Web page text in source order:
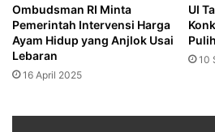
Ombudsman RI Minta
Pemerintah Intervensi Harga
Ayam Hidup yang Anjlok Usai
Lebaran
16 April 2025
UI
10